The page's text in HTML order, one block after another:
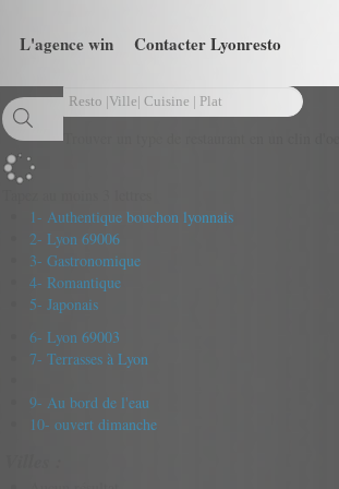
L'agence win Contacter Lyonresto
1- Authentique bouchon lyonnais
2- Lyon 69006
3- Gastronomique
4- Romantique
5- Japonais
6- Lyon 69003
7- Terrasses à Lyon
9- Au bord de l'eau
10- ouvert dimanche